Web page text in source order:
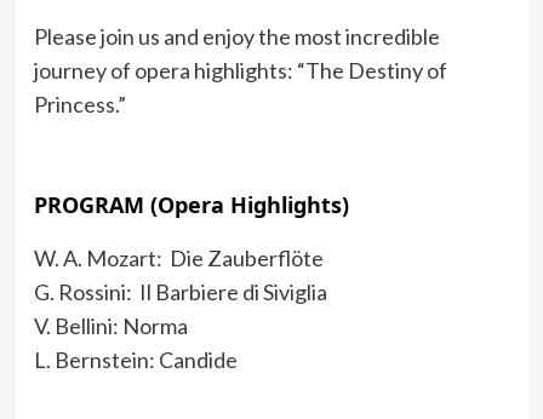
Please join us and enjoy the most incredible
journey of opera highlights: “The Destiny of
Princess.”
PROGRAM (Opera Highlights)
W. A. Mozart: Die Zauberflöte
G. Rossini: Il Barbiere di Siviglia
V. Bellini: Norma
L. Bernstein: Candide